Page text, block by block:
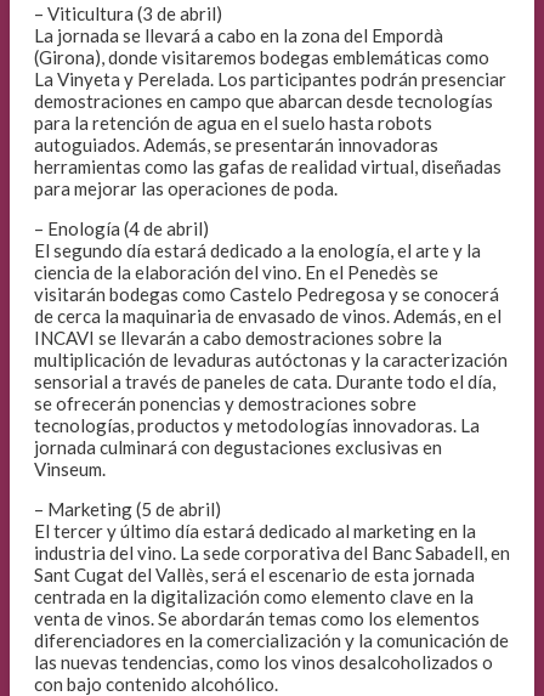
– Viticultura (3 de abril)
La jornada se llevará a cabo en la zona del Empordà
(Girona), donde visitaremos bodegas emblemáticas como
La Vinyeta y Perelada. Los participantes podrán presenciar
demostraciones en campo que abarcan desde tecnologías
para la retención de agua en el suelo hasta robots
autoguiados. Además, se presentarán innovadoras
herramientas como las gafas de realidad virtual, diseñadas
para mejorar las operaciones de poda.
– Enología (4 de abril)
El segundo día estará dedicado a la enología, el arte y la
ciencia de la elaboración del vino. En el Penedès se
visitarán bodegas como Castelo Pedregosa y se conocerá
de cerca la maquinaria de envasado de vinos. Además, en el
INCAVI se llevarán a cabo demostraciones sobre la
multiplicación de levaduras autóctonas y la caracterización
sensorial a través de paneles de cata. Durante todo el día,
se ofrecerán ponencias y demostraciones sobre
tecnologías, productos y metodologías innovadoras. La
jornada culminará con degustaciones exclusivas en
Vinseum.
– Marketing (5 de abril)
El tercer y último día estará dedicado al marketing en la
industria del vino. La sede corporativa del Banc Sabadell, en
Sant Cugat del Vallès, será el escenario de esta jornada
centrada en la digitalización como elemento clave en la
venta de vinos. Se abordarán temas como los elementos
diferenciadores en la comercialización y la comunicación de
las nuevas tendencias, como los vinos desalcoholizados o
con bajo contenido alcohólico.